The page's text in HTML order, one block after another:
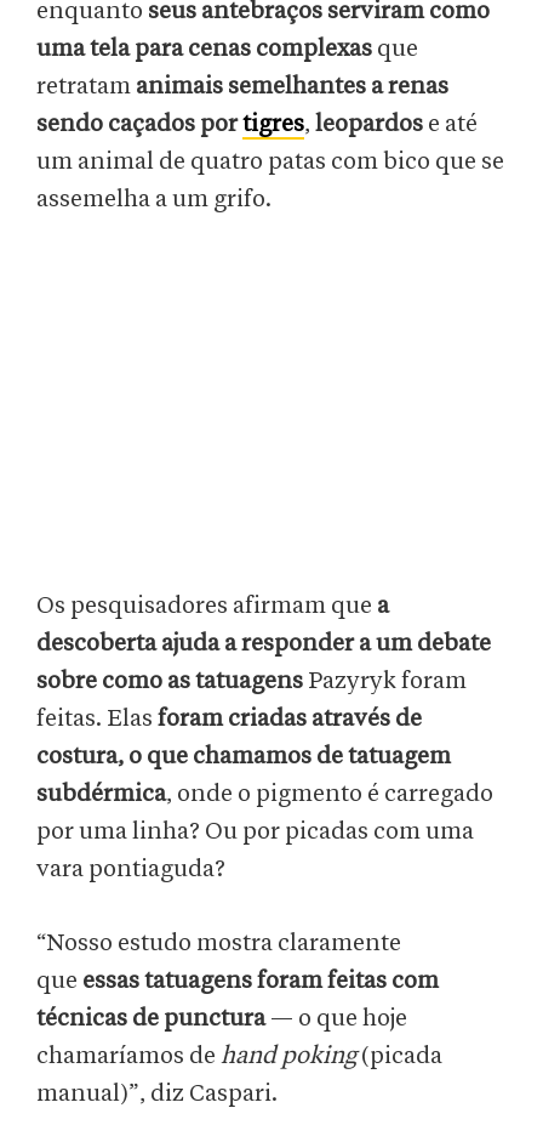
enquanto seus antebraços serviram como
uma tela para cenas complexas que
retratam animais semelhantes a renas
sendo caçados portigres, leopardos e até
um animal de quatro patas com bico que se
assemelha a um grifo.
Os pesquisadores afirmam que a
descoberta ajuda a responder a um debate
sobre como as tatuagens Pazyryk foram
feitas. Elas foram criadas através de
costura, o que chamamos de tatuagem
subdérmica, onde o pigmento é carregado
por uma linha? Ou por picadas com uma
vara pontiaguda?
“Nosso estudo mostra claramente
que essas tatuagens foram feitas com
técnicas de punctura— o que hoje
chamaríamos de hand poking(picada
manual)”, diz Caspari.